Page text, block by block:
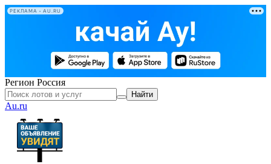
РЕКЛАМА • AU.RU
Регион Россия
Найти
Au.ru